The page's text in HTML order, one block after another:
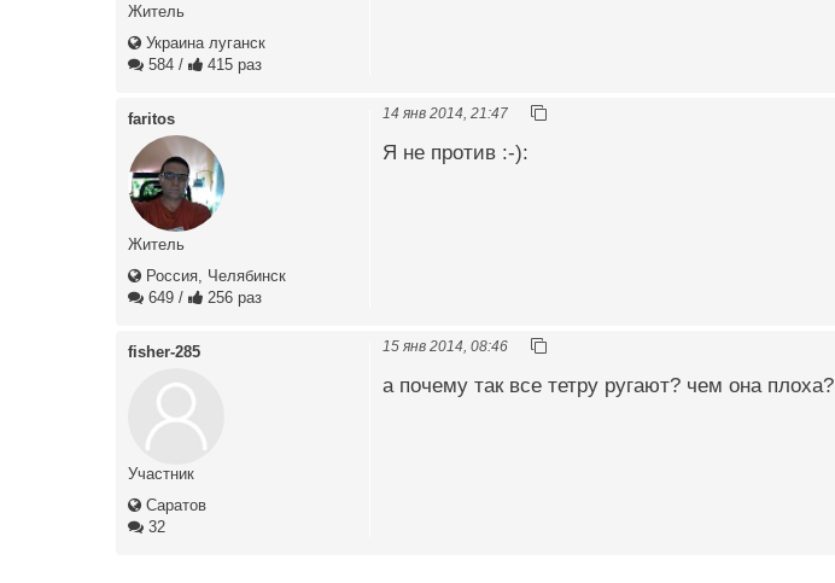
Житель
Украина луганск
584 / 415 раз
faritos
Житель
Россия, Челябинск
649 / 256 раз
14 янв 2014, 21:47
Я не против :-):
fisher-285
Участник
Саратов
32
15 янв 2014, 08:46
а почему так все тетру ругают? чем она плоха?